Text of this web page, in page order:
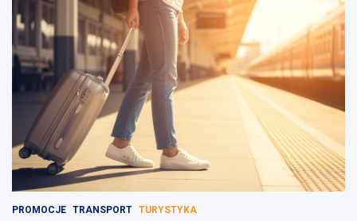
u
m
u
w
g
e
ń
s
t
a
PROMOCJE TRANSPORT TURYSTYKA